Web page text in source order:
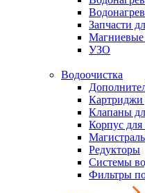
Запчасти
Магниевые
УЗО
Водоочистка
Картриджи
Клапаны
Корпус для
Редукторы
Системы
Фильтры